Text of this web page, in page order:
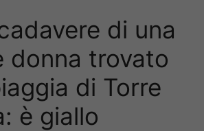
di una
donna trovato
di Torre
è giallo